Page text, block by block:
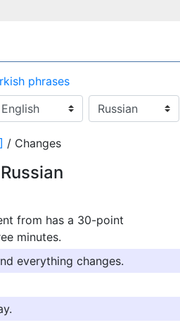
phrases
/ Changes
from has a 30-point
minutes.
everything changes.